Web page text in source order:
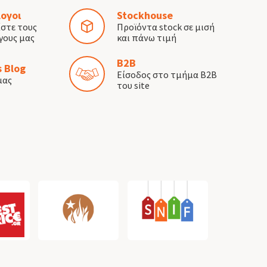
τους
μας
Stockhouse
Προϊόντα stock σε μισή
και πάνω τιμή
Blog B2B
Είσοδος στο τμήμα B2B
του site